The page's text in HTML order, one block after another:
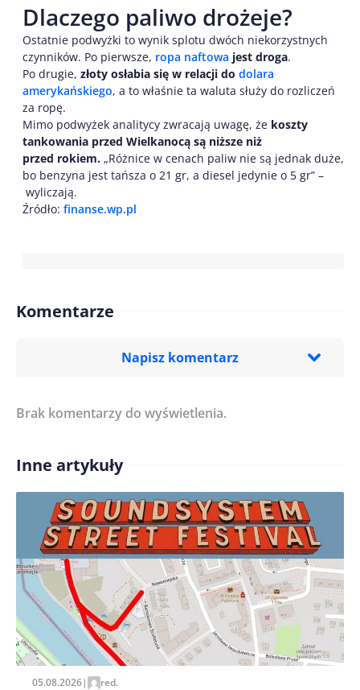
Dlaczego paliwo drożeje?
Ostatnie podwyżki to wynik splotu dwóch niekorzystnych
czynników. Po pierwsze, ropa naftowa jest droga.
Po drugie, złoty osłabia się w relacji do dolara
amerykańskiego, a to właśnie ta waluta służy do rozliczeń
za ropę.
Mimo podwyżek analitycy zwracają uwagę, że koszty
tankowania przed Wielkanocą są niższe niż
przed rokiem. „Różnice w cenach paliw nie są jednak duże,
bo benzyna jest tańsza o 21 gr, a diesel jedynie o 5 gr” –
wyliczają.
Źródło: finanse.wp.pl
Komentarze
Napisz komentarz
Treść komentarza*
Imię/ Nick*
Zapamiętaj moje dane w tej przeglądarce podczas
pisania kolejnych komentarzy.
Brak komentarzy do wyświetlenia.
Inne artykuły
05.08.2026| red.